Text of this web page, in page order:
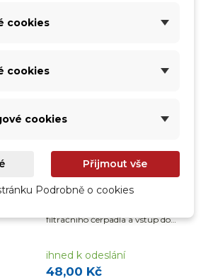
vp-613805
Propojovací hadice Ø 38
mm, délka 50 cm
filtračního čerpadla a vstup do
48,00 Kč
ihned k odeslání
cookies
cookies
cookies
Přijmout vše
Podrobně o cookies